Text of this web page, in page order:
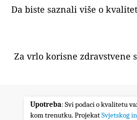
Da biste saznali više o
Za vrlo korisne zdravstvene
Upotreba: Svi podaci o kvalitetu
kom trenutku. ProjekatSvjetskog